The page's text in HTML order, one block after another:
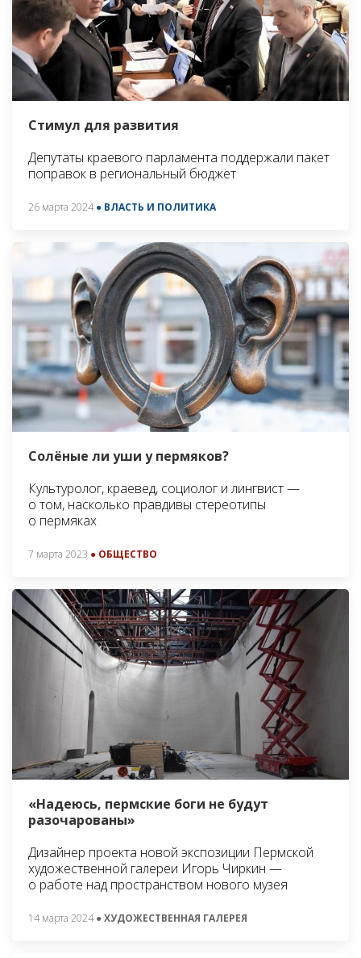
Стимул для развития
Депутаты краевого парламента поддержали пакет
поправок в региональный бюджет
26 марта 2024● ВЛАСТЬ И ПОЛИТИКА
Солёные ли уши у пермяков?
Культуролог, краевед, социолог и лингвист —
о том, насколько правдивы стереотипы
о пермяках
7 марта 2023 ● ОБЩЕСТВО
«Надеюсь, пермские боги не будут
разочарованы»
Дизайнер проекта новой экспозиции Пермской
художественной галереи Игорь Чиркин —
о работе над пространством нового музея
14 марта 2024● ХУДОЖЕСТВЕННАЯ ГАЛЕРЕЯ